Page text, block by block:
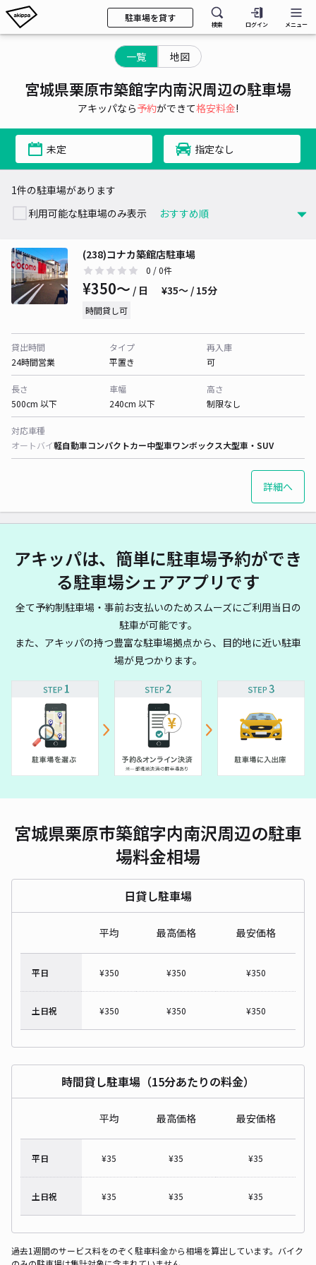
駐車場を貸す
検索 ログイン メニュー
一覧 地図
宮城県栗原市築館字内南沢周辺の駐車場
アキッパなら予約ができて格安料金!
未定 指定なし
1件の駐車場があります
利用可能な駐車場のみ表示
(238)コナカ築館店駐車場
0 / 0件
¥350〜 / 日 ¥35〜 / 15分
時間貸し可
貸出時間
24時間営業
タイプ
平置き
再入庫
可
長さ
500cm 以下
車幅
240cm 以下
高さ
制限なし
対応車種
オートバイ軽自動車コンパクトカー中型車ワンボックス大型車・SUV
詳細へ
アキッパは、簡単に駐車場予約ができ
る駐車場シェアアプリです
全て予約制駐車場・事前お支払いのためスムーズにご利用当日の
駐車が可能です。
また、アキッパの持つ豊富な駐車場拠点から、目的地に近い駐車
場が見つかります。
宮城県栗原市築館字内南沢周辺の駐車
場料金相場
日貸し駐車場
平均 最高価格 最安価格
平日 ¥350 ¥350 ¥350
土日祝 ¥350 ¥350 ¥350
時間貸し駐車場（15分あたりの料金）
平均 最高価格 最安価格
平日 ¥35 ¥35 ¥35
土日祝 ¥35 ¥35 ¥35
過去1週間のサービス料をのぞく駐車料金から相場を算出しています。バイク